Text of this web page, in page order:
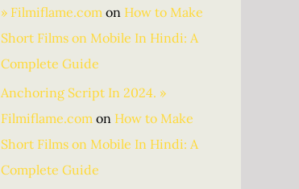
» Filmiflame.com on How to Make
Short Films on Mobile In Hindi: A
Complete Guide
Anchoring Script In 2024. »
Filmiflame.com on How to Make
Short Films on Mobile In Hindi: A
Complete Guide